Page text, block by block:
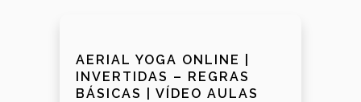
AERIAL YOGA ONLINE |
INVERTIDAS – REGRAS
BÁSICAS | VÍDEO AULAS